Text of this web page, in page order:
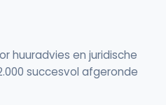
huuradvies en juridische
succesvol afgeronde